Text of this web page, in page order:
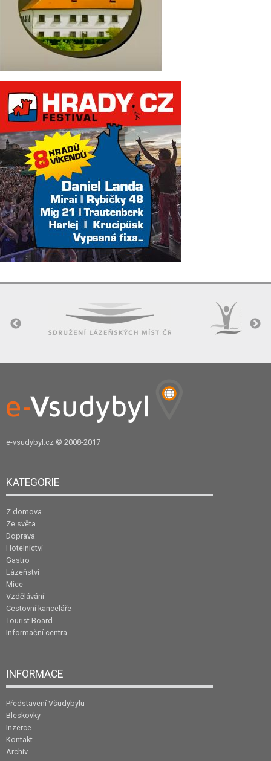
e-vsudybyl.cz © 2008-2017
KATEGORIE
Z domova
Ze světa
Doprava
Hotelnictví
Gastro
Lázeňství
Mice
Vzdělávání
Cestovní kanceláře
Tourist Board
Informační centra
INFORMACE
Představení Všudybylu
Bleskovky
Inzerce
Kontakt
Archiv